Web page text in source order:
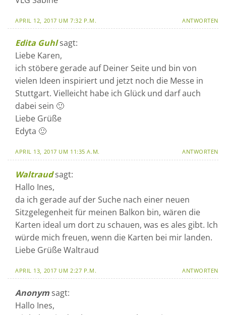
APRIL 12, 2017 UM 7:32 P.M. ANTWORTEN
Edita Guhl sagt:
Liebe Karen,
ich stöbere gerade auf Deiner Seite und bin von
vielen Ideen inspiriert und jetzt noch die Messe in
Stuttgart. Vielleicht habe ich Glück und darf auch
dabei sein 🙂
Liebe Grüße
Edyta 🙂
APRIL 13, 2017 UM 11:35 A.M. ANTWORTEN
Waltraud sagt:
Hallo Ines,
da ich gerade auf der Suche nach einer neuen
Sitzgelegenheit für meinen Balkon bin, wären die
Karten ideal um dort zu schauen, was es ales gibt. Ich
würde mich freuen, wenn die Karten bei mir landen.
Liebe Grüße Waltraud
APRIL 13, 2017 UM 2:27 P.M. ANTWORTEN
Anonym sagt:
Hallo Ines,